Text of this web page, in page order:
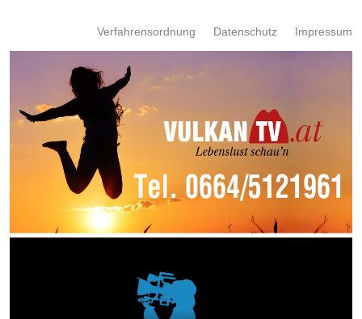
Impressum
Datenschutz
Verfahrensordnung